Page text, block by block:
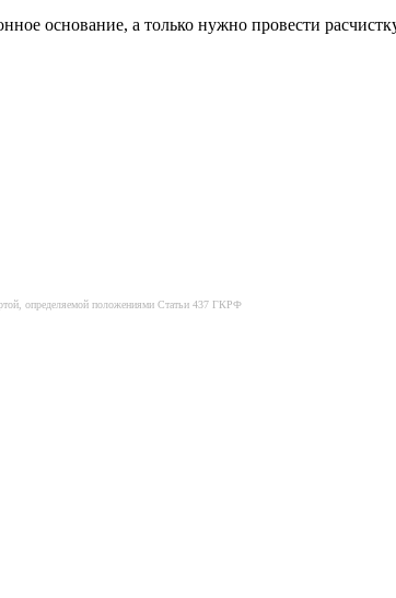
основание, а только нужно провести
определяемой положениями Статьи 437 ГКРФ